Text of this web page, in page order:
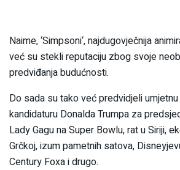
Naime, ‘Simpsoni‘, najdugovječnija
već su stekli reputaciju zbog svoje
predviđanja budućnosti.
Do sada su tako već predvidjeli
kandidaturu Donalda Trumpa za
Lady Gagu na Super Bowlu, rat u Siriji,
Grčkoj, izum pametnih satova,
Century Foxa i drugo.